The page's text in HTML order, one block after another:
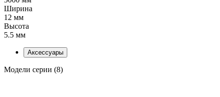
Ширина
12 мм
Высота
5.5 мм
Аксессуары
Модели серии (8)